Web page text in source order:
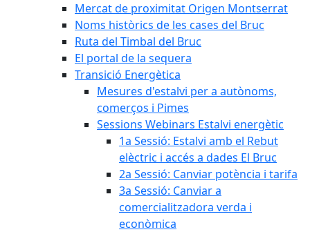
Mercat de proximitat Origen Montserrat
Noms històrics de les cases del Bruc
Ruta del Timbal del Bruc
El portal de la sequera
Transició Energètica
Mesures d'estalvi per a autònoms,
comerços i Pimes
Sessions Webinars Estalvi energètic
1a Sessió: Estalvi amb el Rebut
elèctric i accés a dades El Bruc
2a Sessió: Canviar potència i tarifa
3a Sessió: Canviar a
comercialitzadora verda i
econòmica